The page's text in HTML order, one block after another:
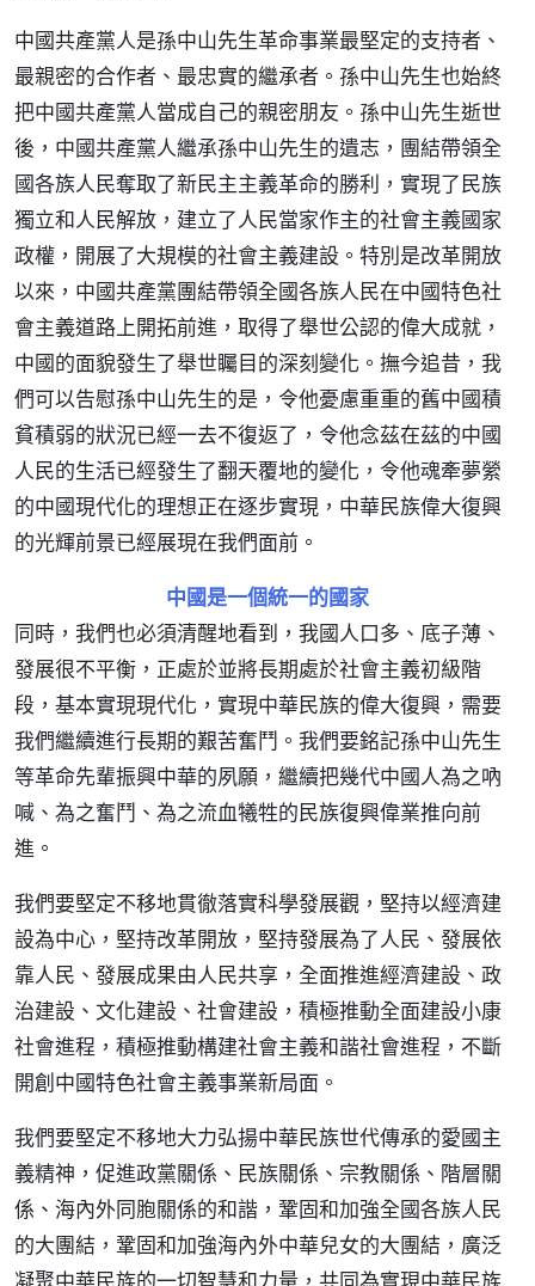
中國共產黨人是孫中山先生革命事業最堅定的支持者、
最親密的合作者、最忠實的繼承者。孫中山先生也始終
把中國共產黨人當成自己的親密朋友。孫中山先生逝世
後，中國共產黨人繼承孫中山先生的遺志，團結帶領全
國各族人民奪取了新民主主義革命的勝利，實現了民族
獨立和人民解放，建立了人民當家作主的社會主義國家
政權，開展了大規模的社會主義建設。特別是改革開放
以來，中國共產黨團結帶領全國各族人民在中國特色社
會主義道路上開拓前進，取得了舉世公認的偉大成就，
中國的面貌發生了舉世矚目的深刻變化。撫今追昔，我
們可以告慰孫中山先生的是，令他憂慮重重的舊中國積
貧積弱的狀況已經一去不復返了，令他念茲在茲的中國
人民的生活已經發生了翻天覆地的變化，令他魂牽夢縈
的中國現代化的理想正在逐步實現，中華民族偉大復興
的光輝前景已經展現在我們面前。
中國是一個統一的國家
同時，我們也必須清醒地看到，我國人口多、底子薄、
發展很不平衡，正處於並將長期處於社會主義初級階
段，基本實現現代化，實現中華民族的偉大復興，需要
我們繼續進行長期的艱苦奮鬥。我們要銘記孫中山先生
等革命先輩振興中華的夙願，繼續把幾代中國人為之吶
喊、為之奮鬥、為之流血犧牲的民族復興偉業推向前
進。
我們要堅定不移地貫徹落實科學發展觀，堅持以經濟建
設為中心，堅持改革開放，堅持發展為了人民、發展依
靠人民、發展成果由人民共享，全面推進經濟建設、政
治建設、文化建設、社會建設，積極推動全面建設小康
社會進程，積極推動構建社會主義和諧社會進程，不斷
開創中國特色社會主義事業新局面。
我們要堅定不移地大力弘揚中華民族世代傳承的愛國主
義精神，促進政黨關係、民族關係、宗教關係、階層關
係、海內外同胞關係的和諧，鞏固和加強全國各族人民
的大團結，鞏固和加強海內外中華兒女的大團結，廣泛